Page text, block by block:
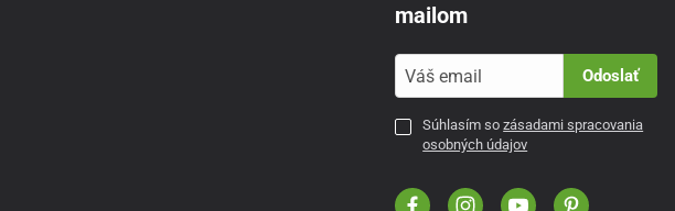
mailom
Odoslať
Súhlasím sozásadami spracovania
osobných údajov